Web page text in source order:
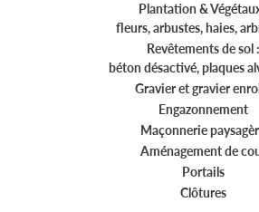
Plantation &
fleurs, arbustes, haies,
Revêtements de sol :
béton désactivé, plaques
Gravier et gravier
Engazonnement
Maçonnerie
Aménagement de
Portails
Clôtures